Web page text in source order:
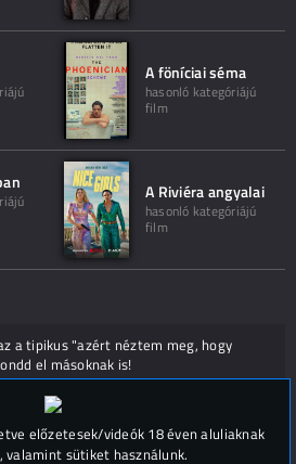
A föníciai séma
hasonló kategóriájú
film
A Riviéra angyalai
hasonló kategóriájú
film
a tipikus "azért néztem meg, hogy
el másoknak is!
(
előzetesek/videók 18 éven aluliaknak
valamint sütiket használunk.